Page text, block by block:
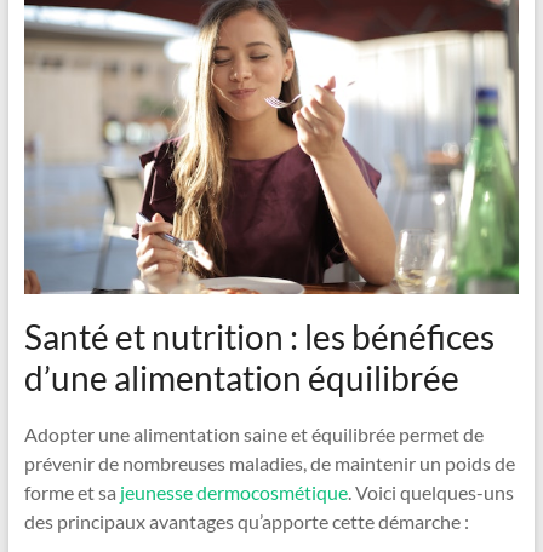
Santé et nutrition : les bénéfices
d’une alimentation équilibrée
Adopter une alimentation saine et équilibrée permet de
prévenir de nombreuses maladies, de maintenir un poids de
forme et sa jeunesse dermocosmétique. Voici quelques-uns
des principaux avantages qu’apporte cette démarche :